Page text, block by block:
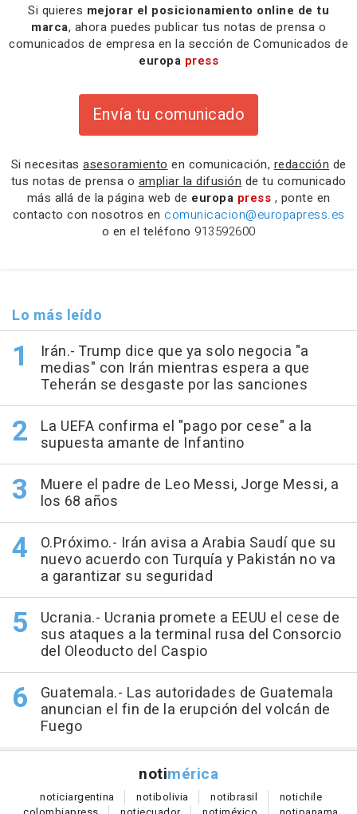
Si quieres mejorar el posicionamiento online de tu
marca, ahora puedes publicar tus notas de prensa o
comunicados de empresa en la sección de Comunicados de
europa press
Envía tu comunicado
Si necesitas asesoramiento en comunicación, redacción de
tus notas de prensa o ampliar la difusión de tu comunicado
más allá de la página web de europa press , ponte en
contacto con nosotros en comunicacion@europapress.es
o en el teléfono 913592600
Lo más leído
Irán.- Trump dice que ya solo negocia "a
medias" con Irán mientras espera a que
Teherán se desgaste por las sanciones
La UEFA confirma el "pago por cese" a la
supuesta amante de Infantino
Muere el padre de Leo Messi, Jorge Messi, a
los 68 años
O.Próximo.- Irán avisa a Arabia Saudí que su
nuevo acuerdo con Turquía y Pakistán no va
a garantizar su seguridad
Ucrania.- Ucrania promete a EEUU el cese de
sus ataques a la terminal rusa del Consorcio
del Oleoducto del Caspio
Guatemala.- Las autoridades de Guatemala
anuncian el fin de la erupción del volcán de
Fuego
notimérica
noticiargentina notibolivia notibrasil notichile